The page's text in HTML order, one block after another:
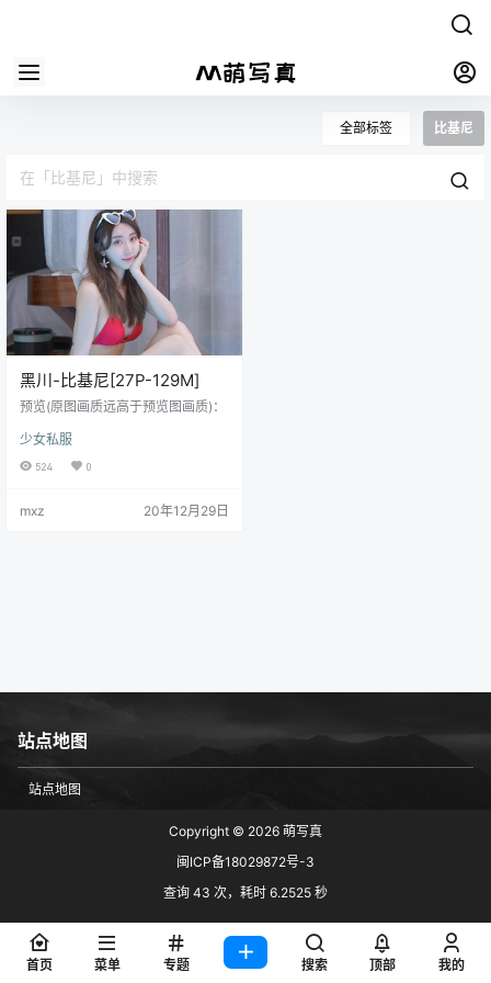
全部标签 比基尼
黑川-比基尼[27P-129M]
预览(原图画质远高于预览图画质)：
少女私服
524 0
mxz 20年12月29日
站点地图
站点地图
Copyright © 2026 萌写真
闽ICP备18029872号-3
查询 43 次，耗时 6.2525 秒
首页 菜单 专题 搜索 顶部 我的